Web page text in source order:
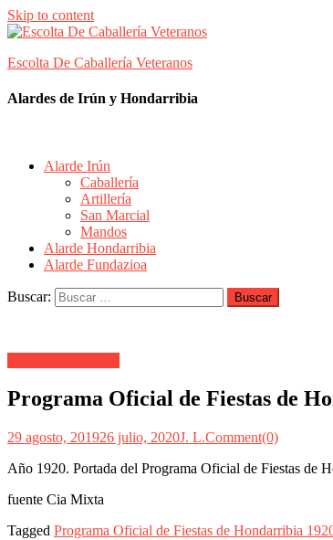
Skip to content
Escolta De Caballería Veteranos
Alardes de Irún y Hondarribia
Alarde Irún
Caballería
Artillería
San Marcial
Mandos
Alarde Hondarribia
Alarde Fundazioa
Buscar:
Programa Oficial de Fiestas de
29 agosto, 201926 julio, 2020J. L.Comment(0)
Año 1920. Portada del Programa Oficial de Fiestas de
fuente Cia Mixta
Tagged Programa Oficial de Fiestas de Hondarribia